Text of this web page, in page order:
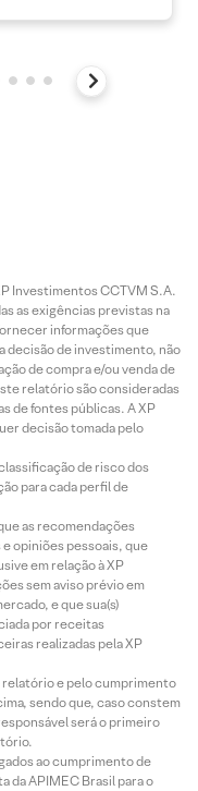
Investimentos CCTVM S.A.
as exigências previstas na
informações que
decisão de investimento, não
de compra e/ou venda de
relatório são consideradas
de fontes públicas. A XP
decisão tomada pelo
de risco dos
para cada perfil de
as recomendações
opiniões pessoais, que
em relação à XP
sem aviso prévio em
e que sua(s)
por receitas
realizadas pela XP
e pelo cumprimento
sendo que, caso constem
será o primeiro
ao cumprimento de
da APIMEC Brasil para o